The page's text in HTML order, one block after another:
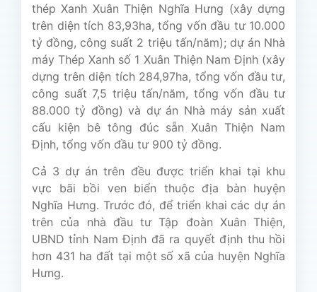
thép Xanh Xuân Thiện Nghĩa Hưng (xây dựng
trên diện tích 83,93ha, tổng vốn đầu tư 10.000
tỷ đồng, công suất 2 triệu tấn/năm); dự án Nhà
máy Thép Xanh số 1 Xuân Thiện Nam Định (xây
dựng trên diện tích 284,97ha, tổng vốn đầu tư,
công suất 7,5 triệu tấn/năm, tổng vốn đầu tư
88.000 tỷ đồng) và dự án Nhà máy sản xuất
cấu kiện bê tông đúc sẵn Xuân Thiện Nam
Định, tổng vốn đầu tư 900 tỷ đồng.
Cả 3 dự án trên đều được triển khai tại khu
vực bãi bồi ven biển thuộc địa bàn huyện
Nghĩa Hưng. Trước đó, để triển khai các dự án
trên của nhà đầu tư Tập đoàn Xuân Thiện,
UBND tỉnh Nam Định đã ra quyết định thu hồi
hơn 431 ha đất tại một số xã của huyện Nghĩa
Hưng.